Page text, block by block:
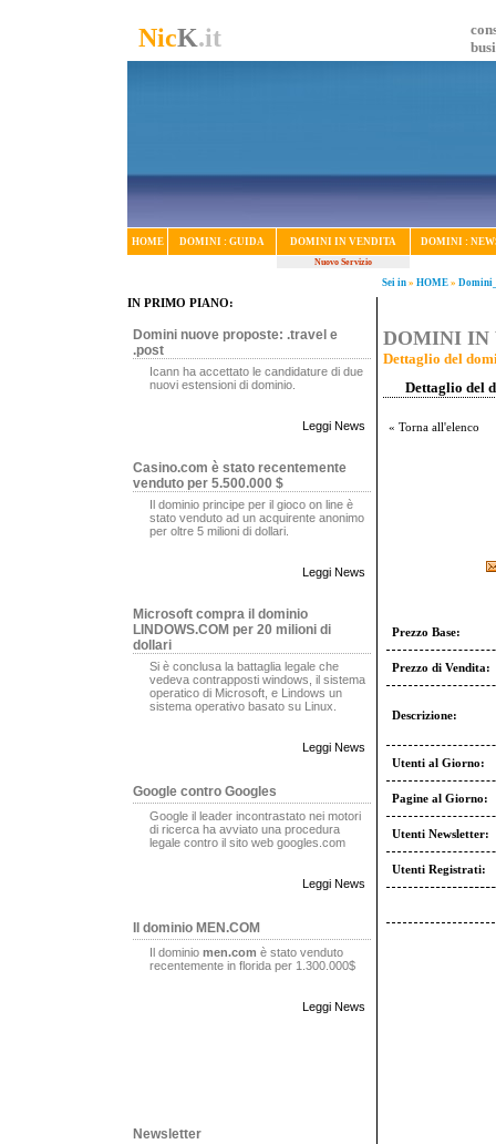
NicK.it
HOME DOMINI : GUIDA DOMINI IN VENDITA DOMINI :
Nuovo Servizio
Sei in » HOME »
IN PRIMO PIANO:
Domini nuove proposte: .travel e
.post
Icann ha accettato le candidature di due
nuovi estensioni di dominio.
Leggi News
Casino.com è stato recentemente
venduto per 5.500.000 $
Il dominio principe per il gioco on line è
stato venduto ad un acquirente anonimo
per oltre 5 milioni di dollari.
Leggi News
Microsoft compra il dominio
LINDOWS.COM per 20 milioni di
dollari
Si è conclusa la battaglia legale che
vedeva contrapposti windows, il sistema
operatico di Microsoft, e Lindows un
sistema operativo basato su Linux.
Leggi News
Google contro Googles
Google il leader incontrastato nei motori
di ricerca ha avviato una procedura
legale contro il sito web googles.com
Leggi News
Il dominio MEN.COM
Il dominio men.com è stato venduto
recentemente in florida per 1.300.000$
Leggi News
Newsletter
DOMINI IN
Dettaglio del
Dettaglio del
« Torna all'elenco
Prezzo Base:
Prezzo di Vendita:
Descrizione:
Utenti al Giorno:
Pagine al Giorno:
Utenti Newsletter:
Utenti Registrati: